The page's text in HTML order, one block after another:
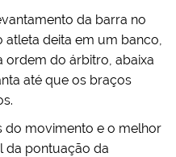
da barra no
deita em um banco,
ordem do árbitro, abaixa
até que os braços
do movimento e o melhor
da pontuação da